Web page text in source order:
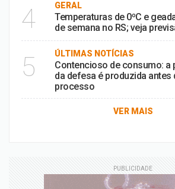
4 GERAL
Temperaturas de 0ºC e
de semana no RS; veja
5 ÚLTIMAS NOTÍCIAS
Contencioso de consumo: a
da defesa é produzida antes
processo
VER MAIS
PUBLICIDADE